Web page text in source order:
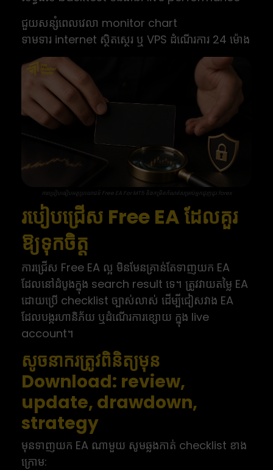
ជួយសន្សំពេលវេលា monitor chart
ទាមទារ internet ស្ថិតស្ថេរ ឬ VPS ដំណើរការ 24 ម៉ោង
ការប្រៀបធៀបអត្ថប្រយោជន៍ Free EA For MT5 និងកម្រិតកំណត់សម្រាប់អ្នកជួញដូរ forex
របៀបជ្រើស Free EA ដែលគួរ
ឱ្យទុកចិត្ត
ការជ្រើស Free EA ល្អ មិនមែនគ្រាន់តែទាញយក EA
ដែលនៅដំបូងក្នុង search result ទេ។ ត្រូវវាយតម្លៃ EA
ដោយប្រើ checklist ច្បាស់លាស់ ដើម្បីជៀសវាង EA
ដែលបង្ករហានិភ័យ ឬដំណើរការខ្សោយ ក្នុង live
account។
សូចនាករត្រូវពិនិត្យមុន
Download: review,
update, drawdown,
strategy
មុនទាញយក EA ណាមួយ សូមឆ្លងកាត់ checklist ខាង
ក្រោម: